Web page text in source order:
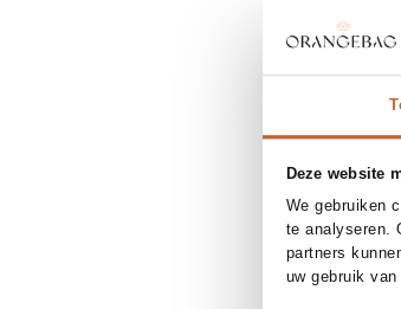
Deze website
We gebruiken
te analyseren.
partners
uw gebruik van